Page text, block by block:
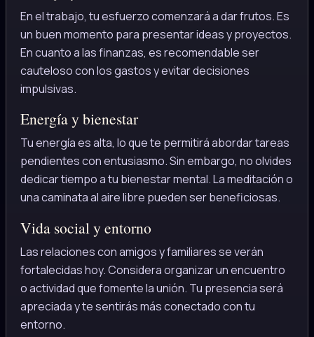
En el trabajo, tu esfuerzo comenzará a dar frutos. Es
un buen momento para presentar ideas y proyectos.
En cuanto a las finanzas, es recomendable ser
cauteloso con los gastos y evitar decisiones
impulsivas.
Energía y bienestar
Tu energía es alta, lo que te permitirá abordar tareas
pendientes con entusiasmo. Sin embargo, no olvides
dedicar tiempo a tu bienestar mental. La meditación o
una caminata al aire libre pueden ser beneficiosas.
Vida social y entorno
Las relaciones con amigos y familiares se verán
fortalecidas hoy. Considera organizar un encuentro
o actividad que fomente la unión. Tu presencia será
apreciada y te sentirás más conectado con tu
entorno.